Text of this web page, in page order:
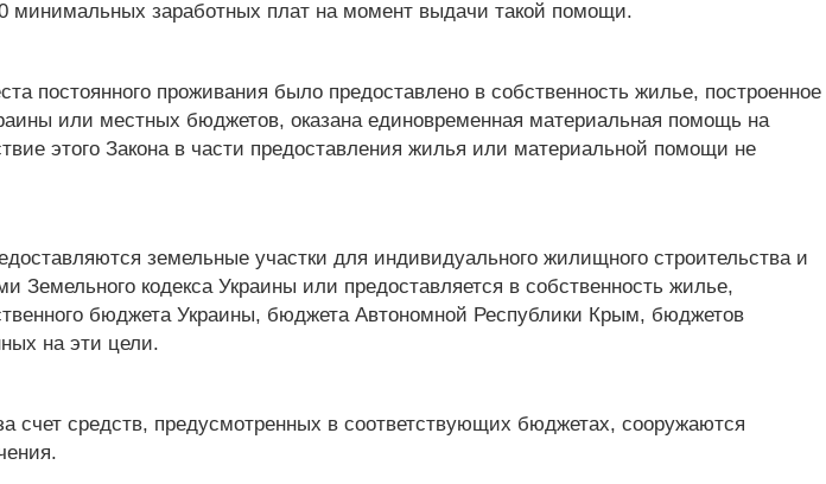
минимальных заработных плат на момент выдачи такой помощи.
постоянного проживания было предоставлено в собственность жилье, построенное
или местных бюджетов, оказана единовременная материальная помощь на
этого Закона в части предоставления жилья или материальной помощи не
земельные участки для индивидуального жилищного строительства и
Земельного кодекса Украины или предоставляется в собственность жилье,
бюджета Украины, бюджета Автономной Республики Крым, бюджетов
на эти цели.
счет средств, предусмотренных в соответствующих бюджетах, сооружаются